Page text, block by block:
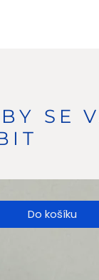
Do košíku
SE